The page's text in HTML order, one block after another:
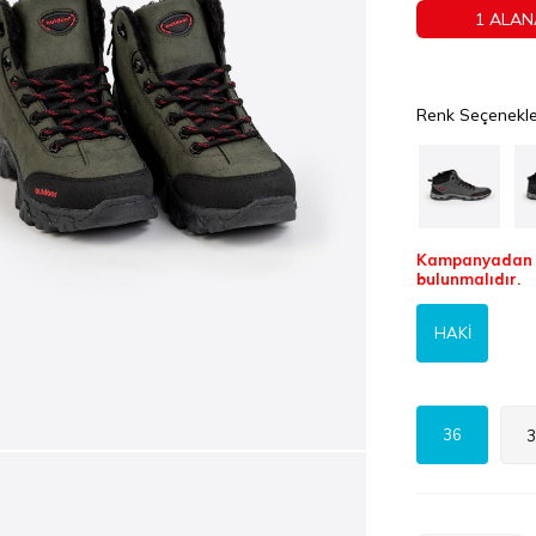
1
Renk
bulunmalıdır.
HAKİ
36